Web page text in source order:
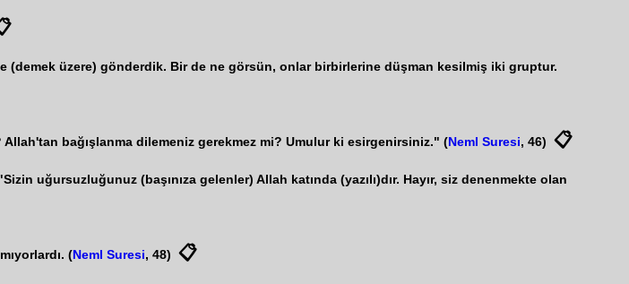
üzere) gönderdik. Bir de ne görsün, onlar birbirlerine düşman kesilmiş iki gruptur.
bağışlanma dilemeniz gerekmez mi? Umulur ki esirgenirsiniz." (Neml Suresi, 46) 📋
uğursuzluğunuz (başınıza gelenler) Allah katında (yazılı)dır. Hayır, siz denenmekte olan
(Neml Suresi, 48) 📋